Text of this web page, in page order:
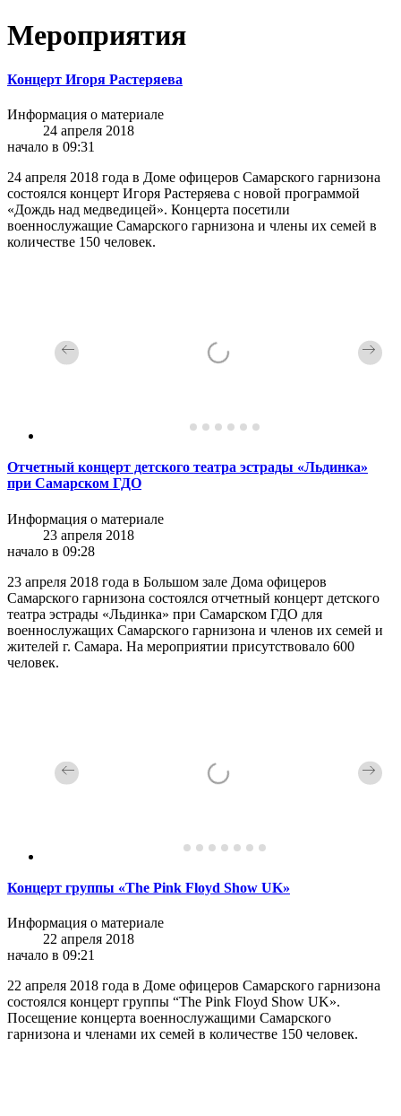
Мероприятия
Концерт Игоря Растеряева
Информация о материале
24 апреля 2018
начало в 09:31
24 апреля 2018 года в Доме офицеров Самарского гарнизона
состоялся концерт Игоря Растеряева с новой программой
«Дождь над медведицей». Концерта посетили
военнослужащие Самарского гарнизона и члены их семей в
количестве 150 человек.
Отчетный концерт детского театра эстрады «Льдинка»
при Самарском ГДО
Информация о материале
23 апреля 2018
начало в 09:28
23 апреля 2018 года в Большом зале Дома офицеров
Самарского гарнизона состоялся отчетный концерт детского
театра эстрады «Льдинка» при Самарском ГДО для
военнослужащих Самарского гарнизона и членов их семей и
жителей г. Самара. На мероприятии присутствовало 600
человек.
Концерт группы «The Pink Floyd Show UK»
Информация о материале
22 апреля 2018
начало в 09:21
22 апреля 2018 года в Доме офицеров Самарского гарнизона
состоялся концерт группы “The Pink Floyd Show UK».
Посещение концерта военнослужащими Самарского
гарнизона и членами их семей в количестве 150 человек.